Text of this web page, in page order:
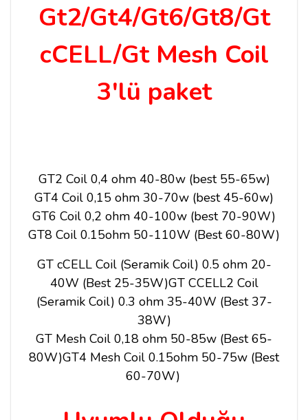
Gt2/Gt4/Gt6/Gt8/Gt
cCELL/Gt Mesh Coil
3'lü paket
GT2 Coil 0,4 ohm 40-80w (best 55-65w)
GT4 Coil 0,15 ohm 30-70w (best 45-60w)
GT6 Coil 0,2 ohm 40-100w (best 70-90W)
GT8 Coil 0.15ohm 50-110W (Best 60-80W)
GT cCELL Coil (Seramik Coil) 0.5 ohm 20-
40W (Best 25-35W)GT CCELL2 Coil
(Seramik Coil) 0.3 ohm 35-40W (Best 37-
38W)
GT Mesh Coil 0,18 ohm 50-85w (Best 65-
80W)GT4 Mesh Coil 0.15ohm 50-75w (Best
60-70W)